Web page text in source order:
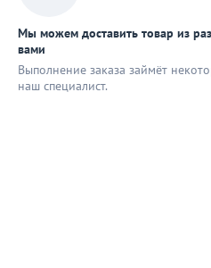
Мы можем доставить товар из
вами
Выполнение заказа займёт
наш специaлист.